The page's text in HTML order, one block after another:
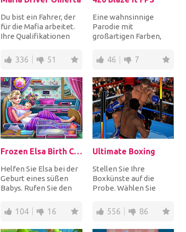
Du bist ein Fahrer, der
für die Mafia arbeitet.
Ihre Qualifikationen
parken genau...
336 51
Eine wahnsinnige
Parodie mit
großartigen Farben,
Handlungswechseln,
mehr als sechs Waf...
46 7
Frozen Elsa Birth Caring
Helfen Sie Elsa bei der
Geburt eines süßen
Babys. Rufen Sie den
betreten Sie nach...
104 16
Ultimate Boxing
Stellen Sie Ihre
Boxkünste auf die
Probe. Wählen Sie
versuchen Sie Ihren
Gegner mi...
556 86